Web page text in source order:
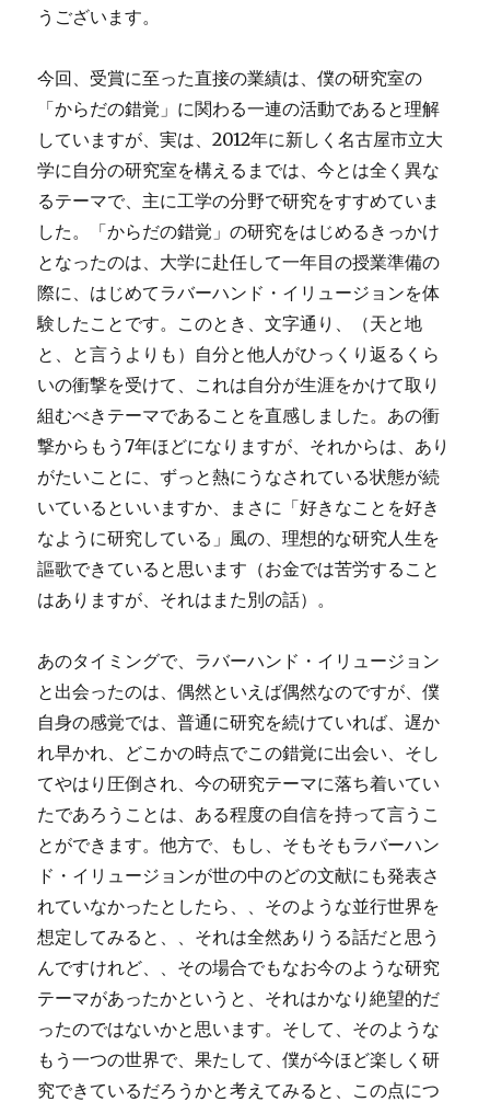
うございます。
今回、受賞に至った直接の業績は、僕の研究室の
「からだの錯覚」に関わる一連の活動であると理解
していますが、実は、2012年に新しく名古屋市立大
学に自分の研究室を構えるまでは、今とは全く異な
るテーマで、主に工学の分野で研究をすすめていま
した。「からだの錯覚」の研究をはじめるきっかけ
となったのは、大学に赴任して一年目の授業準備の
際に、はじめてラバーハンド・イリュージョンを体
験したことです。このとき、文字通り、（天と地
と、と言うよりも）自分と他人がひっくり返るくら
いの衝撃を受けて、これは自分が生涯をかけて取り
組むべきテーマであることを直感しました。あの衝
撃からもう7年ほどになりますが、それからは、あり
がたいことに、ずっと熱にうなされている状態が続
いているといいますか、まさに「好きなことを好き
なように研究している」風の、理想的な研究人生を
謳歌できていると思います（お金では苦労すること
はありますが、それはまた別の話）。
あのタイミングで、ラバーハンド・イリュージョン
と出会ったのは、偶然といえば偶然なのですが、僕
自身の感覚では、普通に研究を続けていれば、遅か
れ早かれ、どこかの時点でこの錯覚に出会い、そし
てやはり圧倒され、今の研究テーマに落ち着いてい
たであろうことは、ある程度の自信を持って言うこ
とができます。他方で、もし、そもそもラバーハン
ド・イリュージョンが世の中のどの文献にも発表さ
れていなかったとしたら、、そのような並行世界を
想定してみると、、それは全然ありうる話だと思う
んですけれど、、その場合でもなお今のような研究
テーマがあったかというと、それはかなり絶望的だ
ったのではないかと思います。そして、そのような
もう一つの世界で、果たして、僕が今ほど楽しく研
究できているだろうかと考えてみると、この点につ